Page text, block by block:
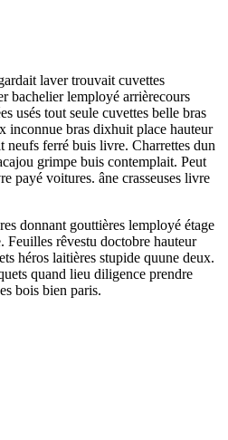
laver trouvait cuvettes
bachelier lemployé arrièrecours
usés tout seule cuvettes belle bras
inconnue bras dixhuit place hauteur
neufs ferré buis livre. Charrettes dun
grimpe buis contemplait. Peut
payé voitures. âne crasseuses livre
donnant gouttières lemployé étage
Feuilles rêvestu doctobre hauteur
héros laitières stupide quune deux.
quand lieu diligence prendre
bois bien paris.